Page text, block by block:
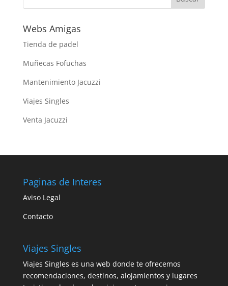
Webs Amigas
Tienda de padel
Muñecas Fofuchas
Mantenimiento Jacuzzi
Viajes Singles
Venta Jacuzzi
Paginas de Interes
Aviso Legal
Contacto
Viajes Singles
Viajes Singles es una web donde te ofrecemos
recomendaciones, destinos, alojamientos y lugares